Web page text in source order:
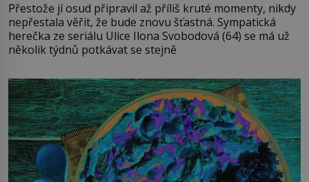
Přestože jí osud připravil až příliš kruté momenty, nikdy
nepřestala věřit, že bude znovu šťastná. Sympatická
herečka ze seriálu Ulice Ilona Svobodová (64) se má už
několik týdnů potkávat se stejně